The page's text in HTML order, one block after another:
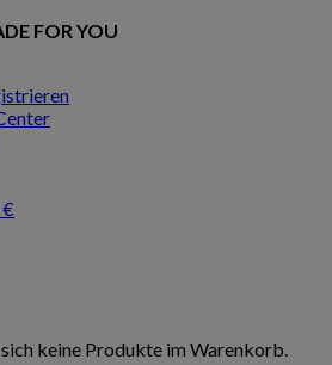
FOR YOU
€
keine Produkte im Warenkorb.